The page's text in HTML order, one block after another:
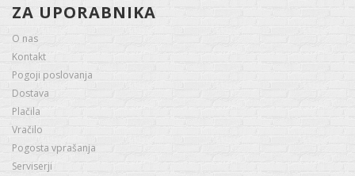
ZA UPORABNIKA
O nas
Kontakt
Pogoji poslovanja
Dostava
Plačila
Vračilo
Pogosta vprašanja
Serviserji